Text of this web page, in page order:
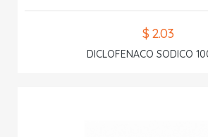
$ 2.03
DICLOFENACO SODICO